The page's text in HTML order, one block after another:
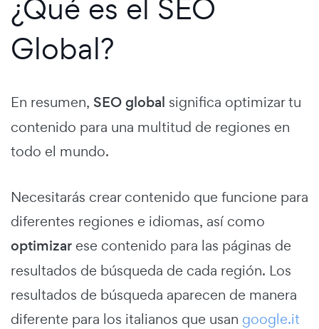
¿Qué es el SEO
Global?
En resumen, SEO global significa optimizar tu
contenido para una multitud de regiones en
todo el mundo.
Necesitarás crear contenido que funcione para
diferentes regiones e idiomas, así como
optimizar ese contenido para las páginas de
resultados de búsqueda de cada región. Los
resultados de búsqueda aparecen de manera
diferente para los italianos que usan google.it